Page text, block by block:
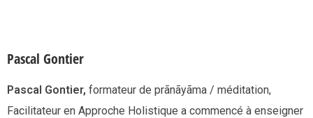
Pascal Gontier
Pascal Gontier, formateur de prãnãyãma / méditation,
Facilitateur en Approche Holistique a commencé à enseigner